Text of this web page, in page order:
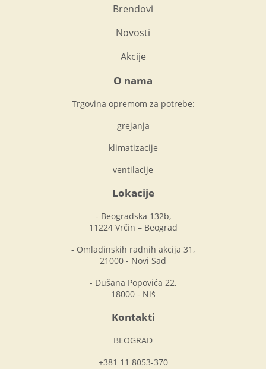
Brendovi
Novosti
Akcije
O nama
Trgovina opremom za potrebe:
grejanja
klimatizacije
ventilacije
Lokacije
- Beogradska 132b,
11224 Vrčin – Beograd
- Omladinskih radnih akcija 31,
21000 - Novi Sad
- Dušana Popovića 22,
18000 - Niš
Kontakti
BEOGRAD
+381 11 8053-370